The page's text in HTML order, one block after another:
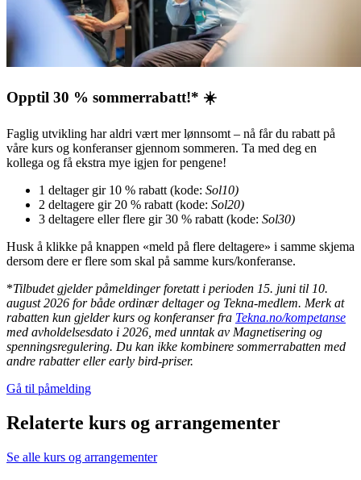
Opptil 30 % sommerrabatt!* ☀️
Faglig utvikling har aldri vært mer lønnsomt – nå får du rabatt på
våre kurs og konferanser gjennom sommeren. Ta med deg en
kollega og få ekstra mye igjen for pengene!
1 deltager gir 10 % rabatt (kode: Sol10)
2 deltagere gir 20 % rabatt (kode: Sol20)
3 deltagere eller flere gir 30 % rabatt (kode: Sol30)
Husk å klikke på knappen «meld på flere deltagere» i samme skjema
dersom dere er flere som skal på samme kurs/konferanse.
*Tilbudet gjelder påmeldinger foretatt i perioden 15. juni til 10.
august 2026 for både ordinær deltager og Tekna-medlem. Merk at
rabatten kun gjelder kurs og konferanser fra Tekna.no/kompetanse
med avholdelsesdato i 2026, med unntak av Magnetisering og
spenningsregulering. Du kan ikke kombinere sommerrabatten med
andre rabatter eller early bird-priser.
Gå til påmelding
Relaterte kurs og arrangementer
Se alle kurs og arrangementer